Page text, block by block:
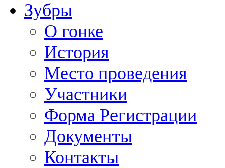
Зубры
О гонке
История
Место проведения
Участники
Форма Регистрации
Документы
Контакты